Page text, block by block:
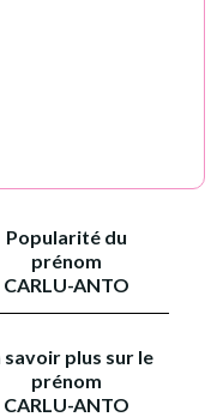
Popularité du
prénom
CARLU-ANTO
savoir plus sur le
prénom
CARLU-ANTO